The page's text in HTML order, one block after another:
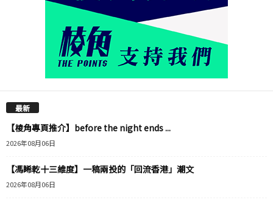
最新
【棱角專頁推介】before the night ends ...
2026年08月06日
【馮睎乾十三維度】一稿兩投的「回流香港」潮文
2026年08月06日